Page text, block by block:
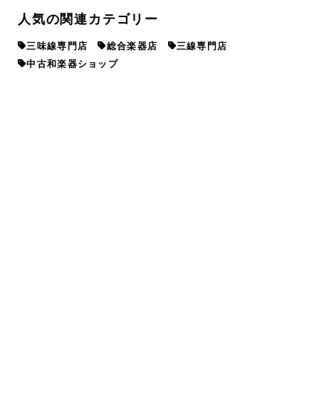
人気の関連カテゴリー
三味線専門店 総合楽器店
三線専門店
中古和楽器ショップ